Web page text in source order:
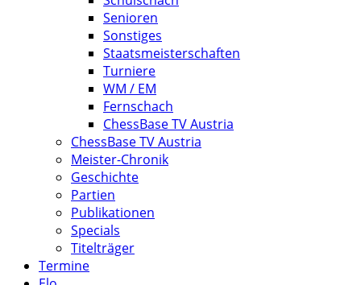
Senioren
Sonstiges
Staatsmeisterschaften
Turniere
WM / EM
Fernschach
ChessBase TV Austria
ChessBase TV Austria
Meister-Chronik
Geschichte
Partien
Publikationen
Specials
Titelträger
Termine